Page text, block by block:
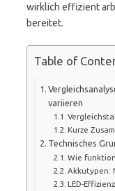
wirklich effizient
bereitet.
Table of
variieren
Kurze
Technisches
Wie
Akkutypen:
LED-